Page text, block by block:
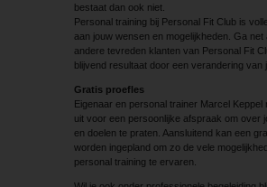
bestaat dan ook niet.
Personal training bij Personal Fit Club is
aan jouw wensen en mogelijkheden. Ga net
andere tevreden klanten van Personal Fit
blijvend resultaat door een verandering van
Gratis proefles
Eigenaar en personal trainer Marcel Keppel
uit voor een persoonlijke afspraak om over
en doelen te praten. Aansluitend kan een
worden ingepland om zo de vele
personal training te ervaren.